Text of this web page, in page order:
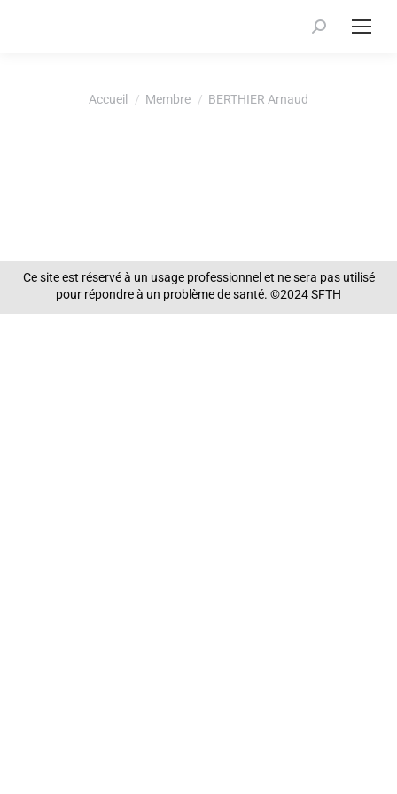
Recherche
Vous êtes ici :Accueil Membre BERTHIER Arnaud
Ce site est réservé à un usage professionnel et ne sera pas utilisé
pour répondre à un problème de santé. ©2024 SFTH